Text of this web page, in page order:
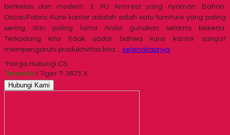
berkelas dan modern. 3. PU Armrest yang nyaman. Bahan:
Oscar/Fabric Kursi kantor adalah salah satu furniture yang paling
sering dan paling lama Anda gunakan selama bekerja.
Terkadang kita tidak sadar bahwa kursi kantor sangat
mempengaruhi produktivitas kita… selengkapnya
*Harga Hubungi CS
Tersedia / Tiger T-3875 X
Hubungi Kami